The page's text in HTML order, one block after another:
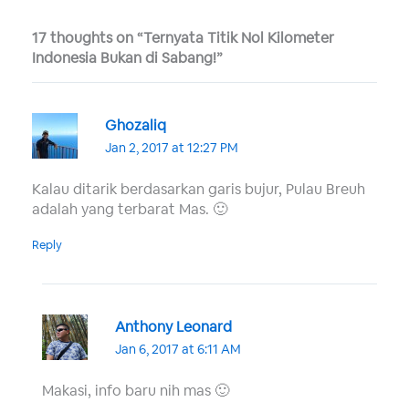
17 thoughts on “Ternyata Titik Nol Kilometer
Indonesia Bukan di Sabang!”
Ghozaliq
Jan 2, 2017 at 12:27 PM
Kalau ditarik berdasarkan garis bujur, Pulau Breuh
adalah yang terbarat Mas. 🙂
Reply
Anthony Leonard
Jan 6, 2017 at 6:11 AM
Makasi, info baru nih mas 🙂